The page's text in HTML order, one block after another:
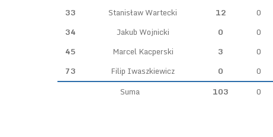
33
Stanisław Wartecki 12 0
34
Jakub Wojnicki 0 0
45
Marcel Kacperski 3 0
73
Filip Iwaszkiewicz 0 0
Suma
103 0